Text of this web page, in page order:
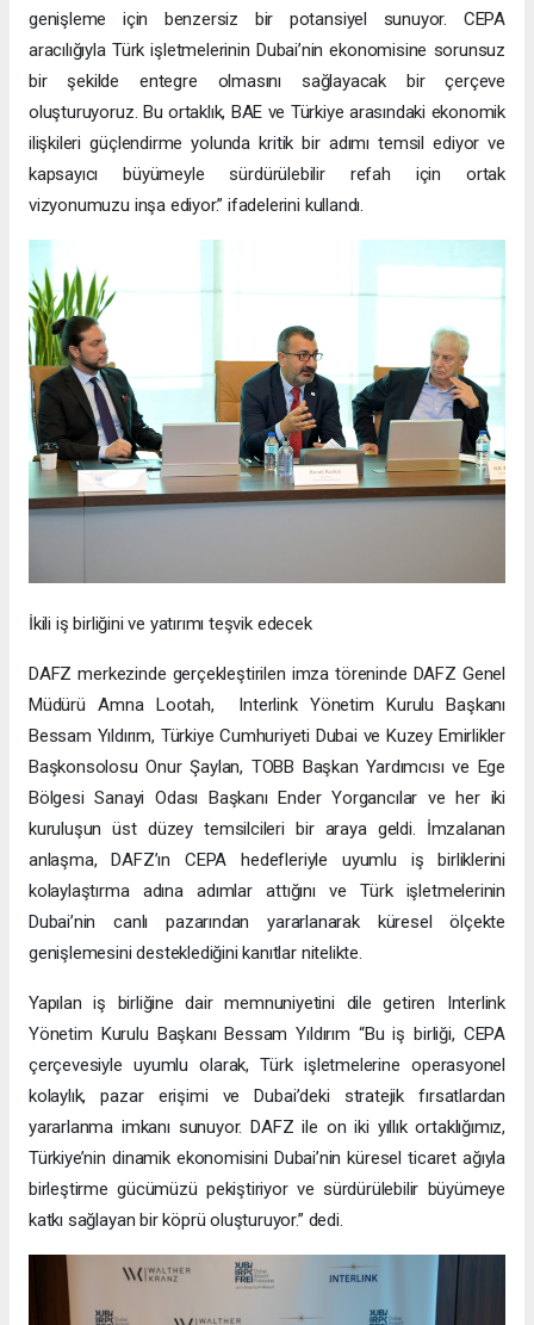
genişleme için benzersiz bir potansiyel sunuyor. CEPA
aracılığıyla Türk işletmelerinin Dubai’nin ekonomisine sorunsuz
bir şekilde entegre olmasını sağlayacak bir çerçeve
oluşturuyoruz. Bu ortaklık, BAE ve Türkiye arasındaki ekonomik
ilişkileri güçlendirme yolunda kritik bir adımı temsil ediyor ve
kapsayıcı büyümeyle sürdürülebilir refah için ortak
vizyonumuzu inşa ediyor.” ifadelerini kullandı.
İkili iş birliğini ve yatırımı teşvik edecek
DAFZ merkezinde gerçekleştirilen imza töreninde DAFZ Genel
Müdürü Amna Lootah, Interlink Yönetim Kurulu Başkanı
Bessam Yıldırım, Türkiye Cumhuriyeti Dubai ve Kuzey Emirlikler
Başkonsolosu Onur Şaylan, TOBB Başkan Yardımcısı ve Ege
Bölgesi Sanayi Odası Başkanı Ender Yorgancılar ve her iki
kuruluşun üst düzey temsilcileri bir araya geldi. İmzalanan
anlaşma, DAFZ’ın CEPA hedefleriyle uyumlu iş birliklerini
kolaylaştırma adına adımlar attığını ve Türk işletmelerinin
Dubai’nin canlı pazarından yararlanarak küresel ölçekte
genişlemesini desteklediğini kanıtlar nitelikte.
Yapılan iş birliğine dair memnuniyetini dile getiren Interlink
Yönetim Kurulu Başkanı Bessam Yıldırım “Bu iş birliği, CEPA
çerçevesiyle uyumlu olarak, Türk işletmelerine operasyonel
kolaylık, pazar erişimi ve Dubai’deki stratejik fırsatlardan
yararlanma imkanı sunuyor. DAFZ ile on iki yıllık ortaklığımız,
Türkiye’nin dinamik ekonomisini Dubai’nin küresel ticaret ağıyla
birleştirme gücümüzü pekiştiriyor ve sürdürülebilir büyümeye
katkı sağlayan bir köprü oluşturuyor.” dedi.